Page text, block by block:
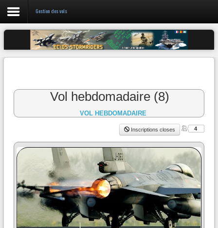
Login
Gestion des vols
Vol hebdomadaire (8)
VOL HEBDOMADAIRE
Inscriptions closes 4